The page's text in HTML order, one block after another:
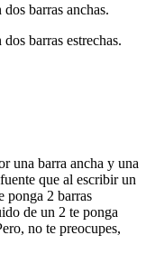
barras anchas.
barras estrechas.
una barra ancha y una
que al escribir un
ponga 2 barras
de un 2 te ponga
no te preocupes,